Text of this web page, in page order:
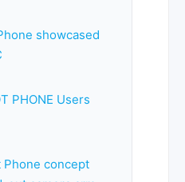
showcased
PHONE Users
Phone concept